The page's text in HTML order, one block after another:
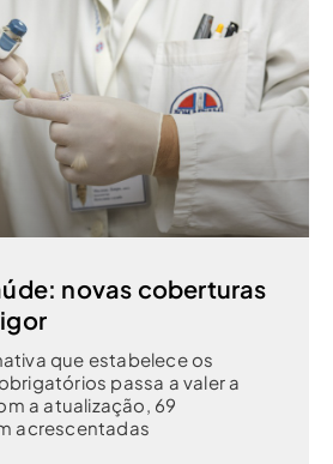
novas coberturas
que estabelece os
passa a valer a
a atualização, 69
acrescentadas